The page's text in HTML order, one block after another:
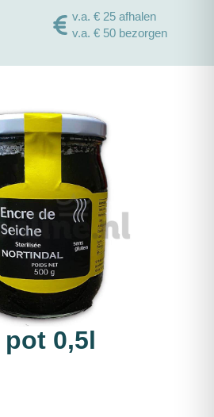
v.a. € 25 afhalen
v.a. € 50 bezorgen
0,5l